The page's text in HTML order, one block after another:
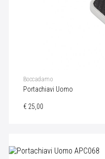
Boccadamo
Portachiavi Uomo
€ 25,00